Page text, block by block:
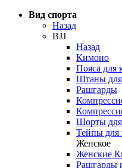
Вид спорта
Назад
BJJ
Назад
Кимоно
Пояса для
Штаны
Рашгарды
Шорты
Тейпы для
Женское
Женские
Рашгарды